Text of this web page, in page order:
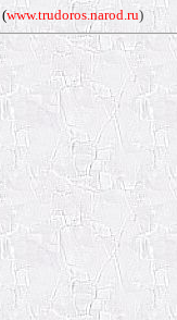
(www.trudoros.narod.ru)